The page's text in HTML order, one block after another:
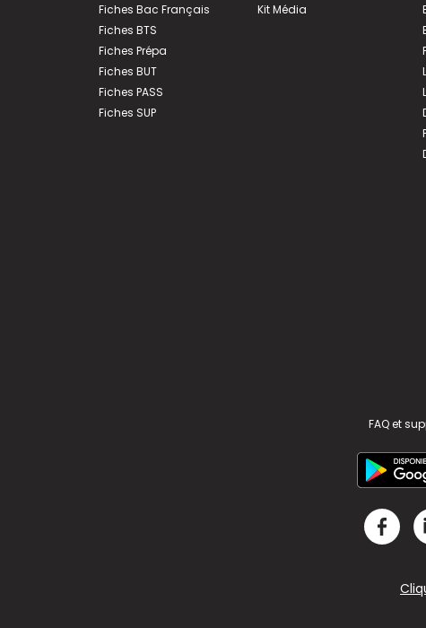
Fiches Bac Français
Fiches BTS
Fiches Prépa
Fiches BUT
Fiches PASS
Fiches SUP
Kit Média
FAQ et